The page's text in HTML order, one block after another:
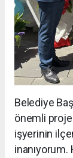
Belediye
önemli
işyerinin